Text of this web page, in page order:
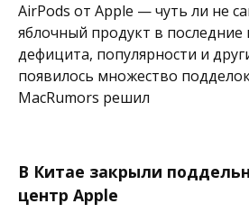
AirPods от Apple — чуть ли не
яблочный продукт в последние
дефицита, популярности и
появилось множество
MacRumors решил
В Китае закрыли
центр Apple